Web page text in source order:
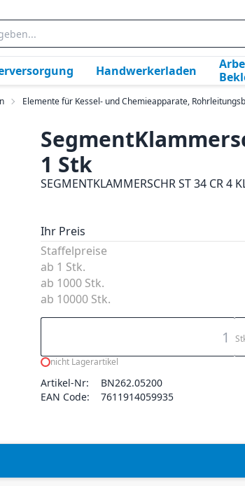
Handwerkerladen
Elemente für Kessel- und Chemieapparate,
1 Stk
SEGMENTKLAMMERSCHR ST 34 CR 4
Ihr Preis
Staffelpreise
ab 1 Stk.
ab 1000 Stk.
ab 10000 Stk.
nicht Lagerartikel
Artikel-Nr:
BN262.05200
EAN Code:
7611914059935